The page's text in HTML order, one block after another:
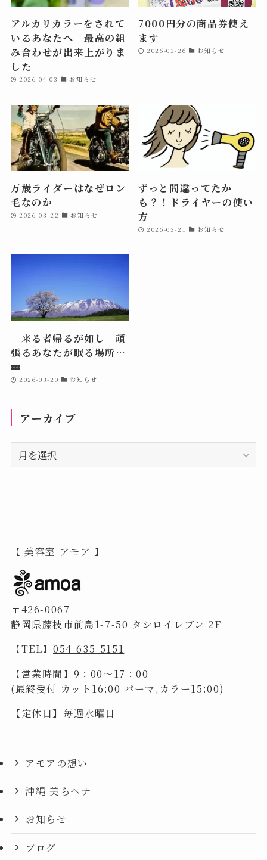
アルカリカラーをされて
いるあなたへ 最高の組
み合わせが出来上がりま
した
2026-04-03 お知らせ
7000円分の商品券使え
ます
2026-03-26 お知らせ
万歳ライダーはなぜロン
毛なのか
2026-03-22 お知らせ
ずっと間違ってたか
も？！ドライヤーの使い
方
2026-03-21 お知らせ
「来る者帰るが如し」頑
張るあなたが眠る場所…
💤
2026-03-20 お知らせ
アーカイブ
ア
ー
【 美容室 アモア 】
〒426-0067
静岡県藤枝市前島1-7-50 タシロイレブン 2F
【TEL】 054-635-5151
【営業時間】9：00～17：00
(最終受付 カット16:00 パーマ,カラー15:00)
【定休日】毎週水曜日
アモアの想い
沖縄 美らヘナ
お知らせ
ブログ